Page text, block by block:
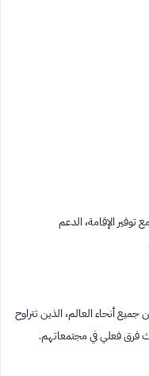
الإقامة، الدعم
جميع أنحاء العالم، الذين تتراوح
لإحداث فرق فعلي في مجتمعاتهم.